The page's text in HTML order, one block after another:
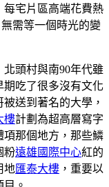
每宅片區高端花費熱
需等一個時光的變
北頭村與南90年代雖
期吃了很多沒有文化
送到著名的大學，
樓計劃為超高層寫字
項那個地方，那些鱗
粉遠雄國際中心紅的
地匯泰大樓 ，重要以